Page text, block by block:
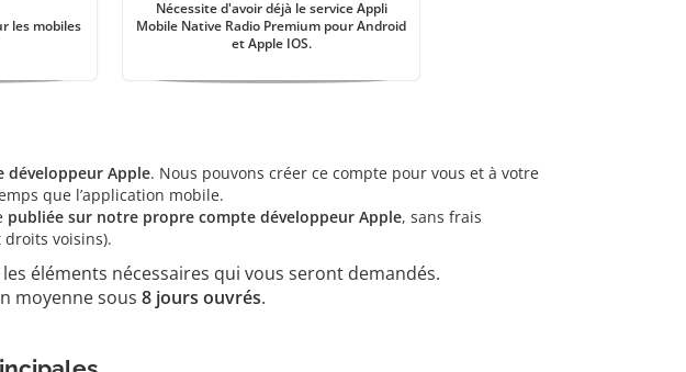
les mobiles
Nécessite d'avoir déjà le service Appli
Mobile Native Radio Premium pour Android
et Apple IOS.
développeur Apple. Nous pouvons créer ce compte pour vous et à votre
que l’application mobile.
publiée sur notre propre compte développeur Apple, sans frais
voisins).
éléments nécessaires qui vous seront demandés.
moyenne sous 8 jours ouvrés.